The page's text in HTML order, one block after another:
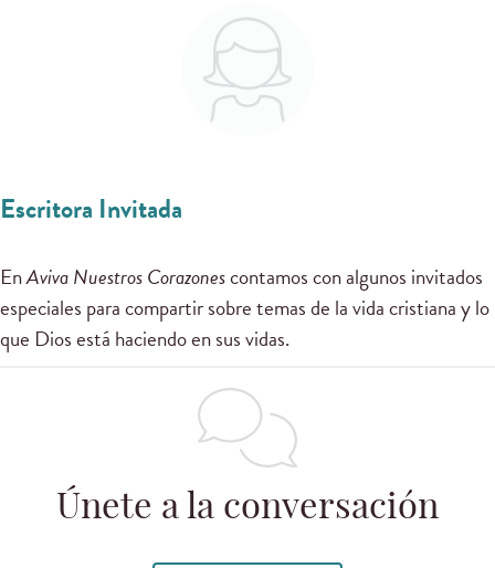
Escritora Invitada
EnAviva Nuestros Corazonescontamos con algunos invitados
especiales para compartir sobre temas de la vida cristiana y lo
que Dios está haciendo en sus vidas.
Únete a la conversación